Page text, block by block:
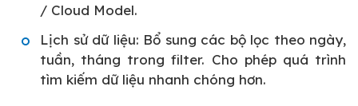
/ Cloud Model.
Lịch sử dữ liệu: Bổ sung các bộ lọc theo ngày,
tuần, tháng trong filter. Cho phép quá trình
tìm kiếm dữ liệu nhanh chóng hơn.